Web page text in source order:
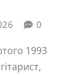
0
1993